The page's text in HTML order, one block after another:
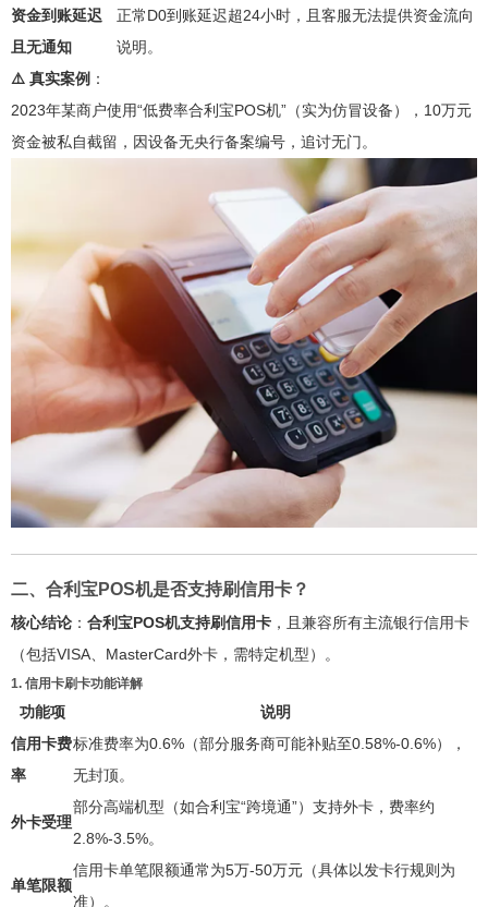
资金到账延迟
且无通知
正常D0到账延迟超24小时，且客服无法提供资金流向
说明。
⚠️ 真实案例 ：
2023年某商户使用“低费率合利宝POS机”（实为仿冒设备），10万元
资金被私自截留，因设备无央行备案编号，追讨无门。
二、合利宝POS机是否支持刷信用卡？
核心结论 ： 合利宝POS机支持刷信用卡 ，且兼容所有主流银行信用卡
（包括VISA、MasterCard外卡，需特定机型）。
1. 信用卡刷卡功能详解
功能项
说明
信用卡费
率
标准费率为0.6%（部分服务商可能补贴至0.58%-0.6%），
无封顶。
外卡受理
部分高端机型（如合利宝“跨境通”）支持外卡，费率约
2.8%-3.5%。
单笔限额
信用卡单笔限额通常为5万-50万元（具体以发卡行规则为
准）。